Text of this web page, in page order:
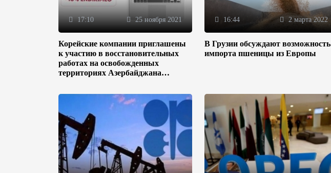
17:10 25 ноября 2021
Корейские компании приглашены
к участию в восстановительных
работах на освобожденных
территориях Азербайджана
16:44 2 марта 2022
В Грузии обсуждают возможность
импорта пшеницы из Европы